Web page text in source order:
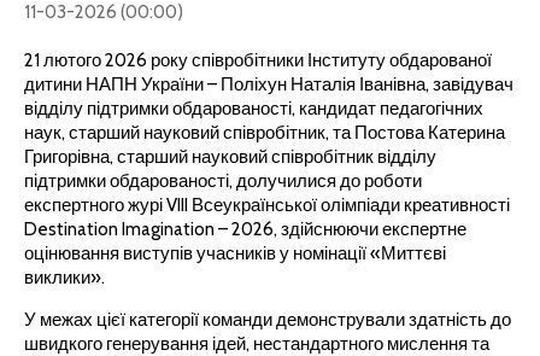
11-03-2026 (00:00)
21 лютого 2026 року співробітники Інституту обдарованої
дитини НАПН України – Поліхун Наталія Іванівна, завідувач
відділу підтримки обдарованості, кандидат педагогічних
наук, старший науковий співробітник, та Постова Катерина
Григорівна, старший науковий співробітник відділу
підтримки обдарованості, долучилися до роботи
експертного журі VIII Всеукраїнської олімпіади креативності
Destination Imagination – 2026, здійснюючи експертне
оцінювання виступів учасників у номінації «Миттєві
виклики».
У межах цієї категорії команди демонстрували здатність до
швидкого генерування ідей, нестандартного мислення та